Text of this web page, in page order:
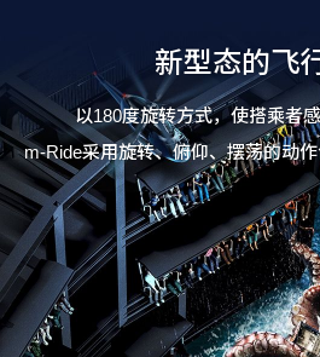
新型态的飞
以180度旋转方式，使搭乘者
m-Ride采用旋转、俯仰、摆荡的动